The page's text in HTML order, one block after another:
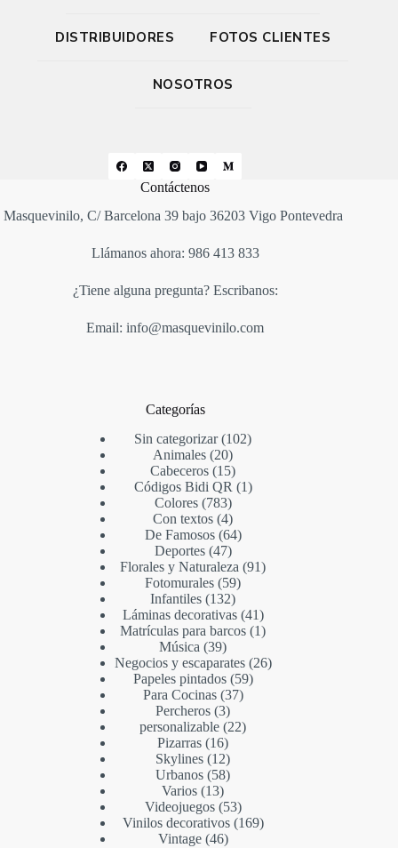
DISTRIBUIDORES FOTOS CLIENTES
NOSOTROS
Contáctenos
Masquevinilo, C/ Barcelona 39 bajo 36203 Vigo Pontevedra
Llámanos ahora: 986 413 833
¿Tiene alguna pregunta? Escribanos:
Email: info@masquevinilo.com
Categorías
Sin categorizar 102
Animales 20
Cabeceros 15
Códigos Bidi QR
1
Colores 783
Con textos 4
De Famosos 64
Deportes 47
Florales y Naturaleza 91
Fotomurales 59
Infantiles 132
Láminas decorativas 41
Matrículas para barcos 1
Música 39
Negocios y escaparates 26
Papeles pintados 59
Para Cocinas 37
Percheros 3
personalizable 22
Pizarras 16
Skylines 12
Urbanos 58
Varios 13
Videojuegos 53
Vinilos decorativos 169
Vintage 46